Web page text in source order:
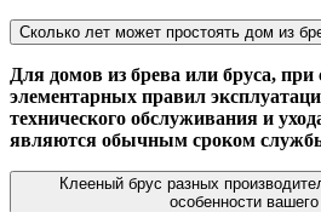
Сколько лет может простоять дом из
Для домов из брева или бруса, при
элементарных правил
технического обслуживания и
являются обычным сроком
Клееный брус разных
особенности